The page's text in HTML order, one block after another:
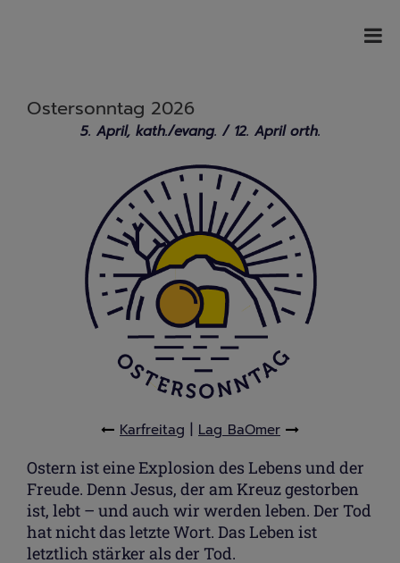
Ostersonntag 2026
5. April, kath./evang. / 12. April orth.
Karfreitag Lag BaOmer
Ostern ist eine Explosion des Lebens und der
Freude. Denn Jesus, der am Kreuz gestorben
ist, lebt – und auch wir werden leben. Der Tod
hat nicht das letzte Wort. Das Leben ist
letztlich stärker als der Tod.